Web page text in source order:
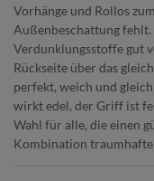
Vorhänge und Rollos
Außenbeschattung fehlt.
Verdunklungsstoffe gut
Rückseite über das
perfekt, weich und
wirkt edel, der Griff ist
Wahl für alle, die einen
Kombination